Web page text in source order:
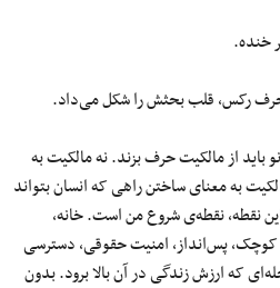
خنده.
رکس، قلب بحثش را شکل می‌داد.
از مالکیت حرف بزند. نه مالکیت به
به معنای ساختن راهی که انسان بتواند
نقطه، نقطه‌ی شروع من است. خانه،
پس‌انداز، امنیت حقوقی، دسترسی
که ارزش زندگی در آن بالا برود. بدون